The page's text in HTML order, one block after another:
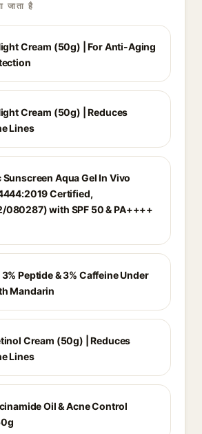
जाता है
Cream (50g) | For Anti-Aging
Cream (50g) | Reduces
Lines
Sunscreen Aqua Gel In Vivo
Certified,
080287) with SPF 50 & PA++++
Peptide & 3% Caffeine Under
Mandarin
Cream (50g) | Reduces
Lines
Oil & Acne Control